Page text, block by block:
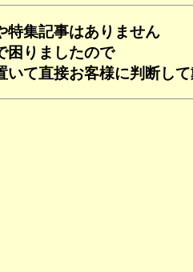
特集記事はありません
困りましたので
いて直接お客様に判断し